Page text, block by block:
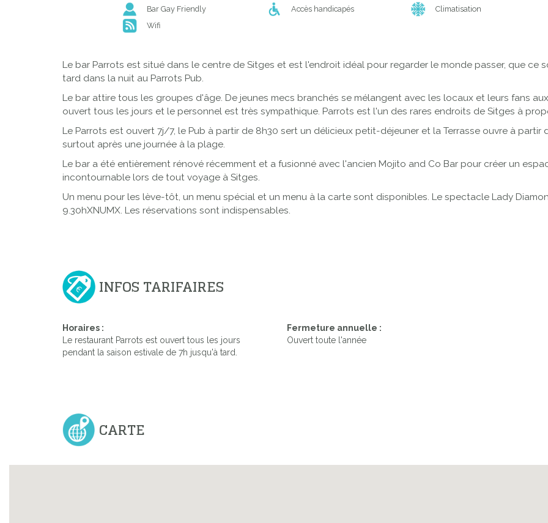
Bar Gay Friendly Accès handicapés
Climatisation
Wifi
Le bar Parrots est situé dans le centre de Sitges et est l'endroit idéal pour regarder le monde passer, que ce
tard dans la nuit au Parrots Pub.
Le bar attire tous les groupes d'âge. De jeunes mecs branchés se mélangent avec les locaux et leurs fans
ouvert tous les jours et le personnel est très sympathique. Parrots est l'un des rares endroits de Sitges à
Le Parrots est ouvert 7j/7, le Pub à partir de 8h30 sert un délicieux petit-déjeuner et la Terrasse ouvre à partir
surtout après une journée à la plage.
Le bar a été entièrement rénové récemment et a fusionné avec l'ancien Mojito and Co Bar pour créer un
incontournable lors de tout voyage à Sitges.
Un menu pour les lève-tôt, un menu spécial et un menu à la carte sont disponibles. Le spectacle Lady
9.30hXNUMX. Les réservations sont indispensables.
INFOS TARIFAIRES
Horaires :
Le restaurant Parrots est ouvert tous les jours
pendant la saison estivale de 7h jusqu'à tard.
Fermeture annuelle :
Ouvert toute l'année
CARTE